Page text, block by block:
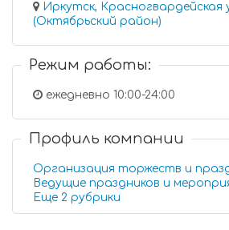
Иркутск, Красногвардейская
(Октябрьский район)
Режим работы:
ежедневно 10:00-24:00
Профиль компании
Организация торжеств и
Ведущие праздников и
Еще 2 рубрики